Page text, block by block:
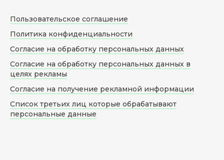
Пользовательское соглашение
Политика конфиденциальности
Согласие на обработку персональных данных
Согласие на обработку персональных данных в
целях рекламы
Согласие на получение рекламной информации
Список третьих лиц которые обрабатывают
персональные данные